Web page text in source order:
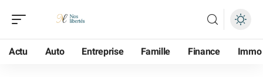
Actu Auto Entreprise Famille Finance Immo